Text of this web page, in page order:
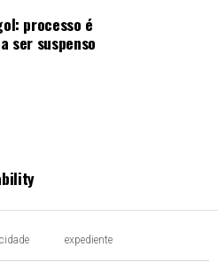
processo é
ser suspenso
expediente